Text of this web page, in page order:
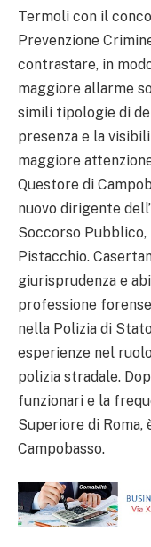
Termoli con il
Prevenzione
contrastare, in
maggiore allarme
simili tipologie di
presenza e la
maggiore
Questore di
nuovo dirigente
Soccorso Pubblico,
Pistacchio.
giurisprudenza e
professione
nella Polizia di
esperienze nel
polizia stradale.
funzionari e la
Superiore di Roma,
Campobasso.